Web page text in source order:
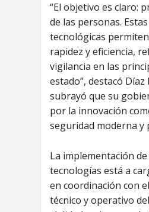
“El objetivo es claro:
de las personas.
tecnológicas
rapidez y eficiencia,
vigilancia en las
estado”, destacó
subrayó que su
por la innovación
seguridad moderna y
La implementación
tecnologías está a
en coordinación con
técnico y operativo